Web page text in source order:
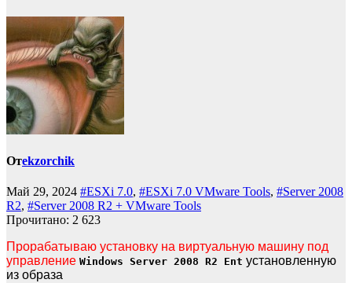
Отekzorchik
Май 29, 2024 #ESXi 7.0, #ESXi 7.0 VMware Tools, #Server 2008
R2, #Server 2008 R2 + VMware Tools
Прочитано: 2 623
Прорабатываю установку на виртуальную машину под
управление Windows Server 2008 R2 Ent установленную
из образа